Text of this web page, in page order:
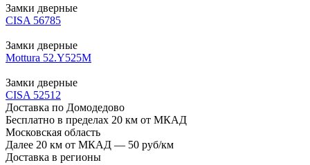
Замки дверные
CISA 56785
Замки дверные
Mottura 52.Y525М
Замки дверные
CISA 52512
Доставка по Домодедово
Бесплатно в пределах 20 км от МКАД
Московская область
Далее 20 км от МКАД — 50 руб/км
Доставка в регионы
Если вы не хотите, чтобы ваши данные обрабатывались,
настройте ограничения в браузере или покиньте сайт.